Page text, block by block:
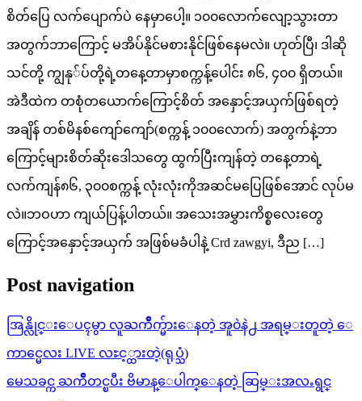
စိတ်ပြေ လက်ပျောက်ပဲ နေမှာပေါ့။ ၁၀၀လောက်လျော့သွားတာ
အတွက်ဘာကြောင့် မအိပ်နိုင်မစားနိုင်ဖြစ်နေမလဲ။ ဟုတ်ပြီ၊ ဒါဆို
သင်တို့ ကျွနု်ပ်တို့ရဲ့တနေ့တာမှာစက္ကန့်ပေါင်း ၈၆, ၄၀၀ ရှိတယ်။
အဲဒီထဲက တစုံတယောက်ကြောင့်စိတ် အနှောင့်အယှက်ဖြစ်ရတဲ့
အချိန် တစ်မိနစ်ကျော်ကျော်(စက္ကန့် ၁၀၀လောက်) အတွက်နဲ့ဘာ
ကြောင့်များစိတ်ဆိုးဒေါသတွေ ထွက်ပြီးကျန်တဲ့ တနေ့တာရဲ့
လက်ကျန်၈၆, ၃၀၀စက္ကန့် လုံးလုံးကိုအဆင်မပြေဖြစ်အောင် လုပ်မ
လဲ။ဘဝဟာ ကျယ်ပြန့်ပါတယ်။ အသေးအမွှားကိစ္စလေးတွေ
ကြောင့်အနှောင့်အယှက် အဖြစ်မခံပါနဲ့ Crd zawgyi, ဒီည […]
Post navigation
အြန္လိုင္းေပၚမွာ လူႀကိဳက္မ်ားေနတဲ့ အူ၀ဲနဲ႕ အရမ္းတူတဲ့ ေ
ကာင္မေလး LIVE လႊင့္ထားတဲ့(ရုပ္သံ)
မေသခင္က ႀကိဳတင္ၿပီး ဗိမာန္ေပါက္ေနတဲ့ ဆြမ္းအလႉရွင္